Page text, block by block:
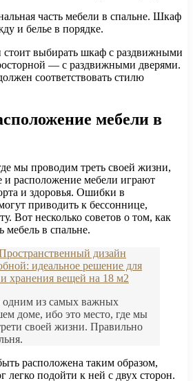
часть мебели в спальне. Шкаф
и белье в порядке.
стоит выбирать шкаф с раздвижными
— с раздвижными дверями.
соответствовать стилю
мебели в
мы проводим треть своей жизни,
и расположение мебели играют
и здоровья. Ошибки в
приводить к бессоннице,
Вот несколько советов о том, как
мебель в спальне.
дизайн
идеальное решение для
хранения вещей на 18 м2
одним из самых важных
доме, ибо это место, где мы
своей жизни. Правильно
расположена таким образом,
легко подойти к ней с двух сторон.